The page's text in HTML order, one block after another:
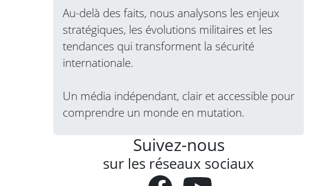
Au-delà des faits, nous analysons les enjeux
stratégiques, les évolutions militaires et les
tendances qui transforment la sécurité
internationale.
Un média indépendant, clair et accessible pour
comprendre un monde en mutation.
Suivez-nous
sur les réseaux sociaux